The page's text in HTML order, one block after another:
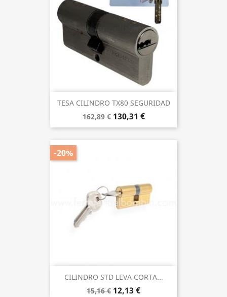
TESA CILINDRO TX80 SEGURIDAD
162,89 € 130,31 €
CILINDRO STD LEVA CORTA...
15,16 € 12,13 €
-20%